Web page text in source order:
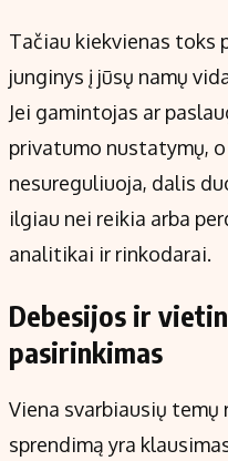
Tačiau kiekvienas toks
junginys į jūsų namų
Jei gamintojas ar
privatumo nustatymų,
nesureguliuoja, dalis
ilgiau nei reikia arba
analitikai ir rinkodarai.
Debesijos ir
pasirinkimas
Viena svarbiausių
sprendimą yra